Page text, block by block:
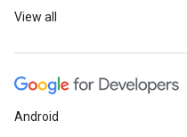
View all
Android